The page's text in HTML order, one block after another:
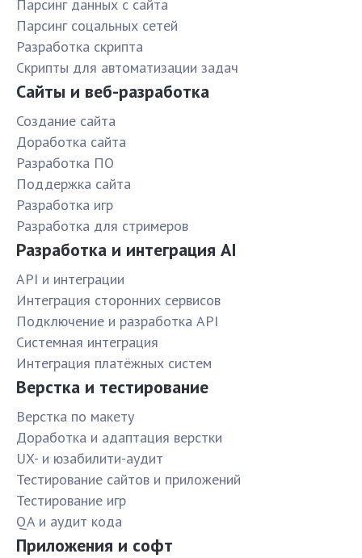
Парсинг данных с сайта
Парсинг соцальных сетей
Разработка скрипта
Скрипты для автоматизации задач
Сайты и веб-разработка
Создание сайта
Доработка сайта
Разработка ПО
Поддержка сайта
Разработка игр
Разработка для стримеров
Разработка и интеграция AI
API и интеграции
Интеграция сторонних сервисов
Подключение и разработка API
Системная интеграция
Интеграция платёжных систем
Верстка и тестирование
Верстка по макету
Доработка и адаптация верстки
UX- и юзабилити-аудит
Тестирование сайтов и приложений
Тестирование игр
QA и аудит кода
Приложения и софт